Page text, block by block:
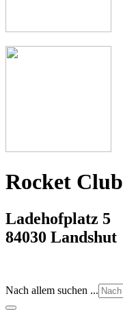
Rocket Club
Ladehofplatz 5
84030 Landshut
Nach allem suchen ...